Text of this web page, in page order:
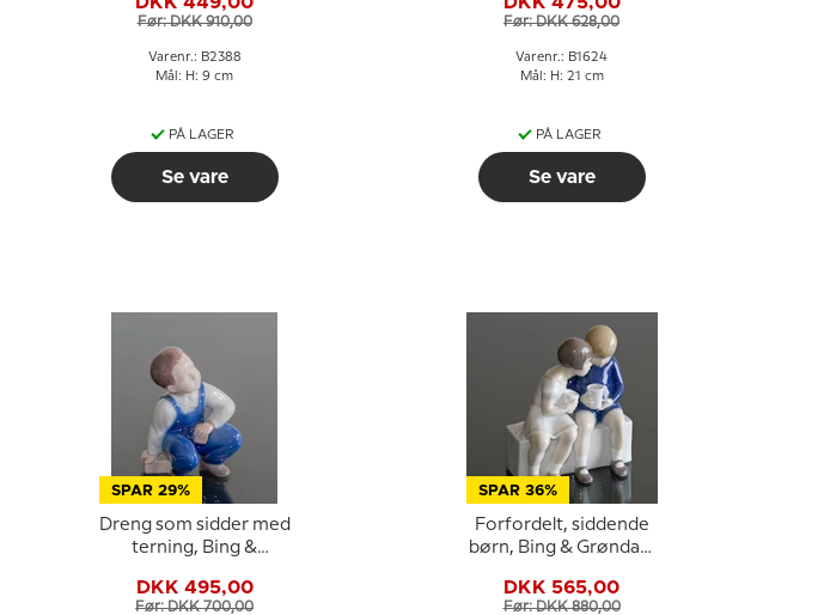
Før: DKK 910,00
Varenr.: B2388
Mål: H: 9 cm
PÅ LAGER
Se vare
1021408 / 1624
Før: DKK 628,00
Varenr.: B1624
Mål: H: 21 cm
PÅ LAGER
Se vare
SPAR 29%
Dreng som sidder med
terning, Bing &
2402
DKK 495,00
Før: DKK 700,00
SPAR 36%
Forfordelt, siddende
børn, Bing & Grøndahl
DKK 565,00
Før: DKK 880,00